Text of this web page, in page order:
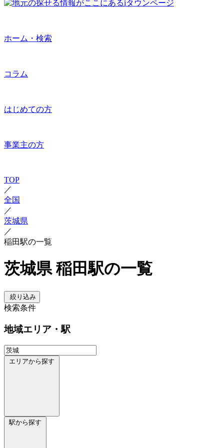
ホーム・検索
コラム
はじめての方
事業主の方
TOP
／
全国
／
茨城県
／
稲田駅の一覧
茨城県 稲田駅の一覧
絞り込み
検索条件
地域エリア・駅
エリアから探す
駅から探す